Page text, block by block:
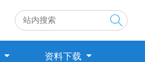
资料下载